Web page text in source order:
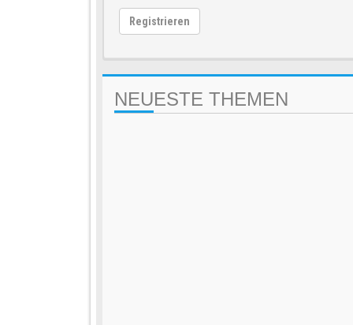
Registrieren
NEUESTE THEMEN